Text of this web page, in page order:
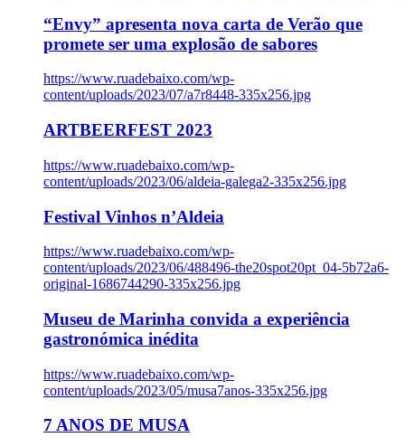
“Envy” apresenta nova carta de Verão que
promete ser uma explosão de sabores
https://www.ruadebaixo.com/wp-
content/uploads/2023/07/a7r8448-335x256.jpg
ARTBEERFEST 2023
https://www.ruadebaixo.com/wp-
content/uploads/2023/06/aldeia-galega2-335x256.jpg
Festival Vinhos n’Aldeia
https://www.ruadebaixo.com/wp-
content/uploads/2023/06/488496-the20spot20pt_04-5b72a6-
original-1686744290-335x256.jpg
Museu de Marinha convida a experiência
gastronómica inédita
https://www.ruadebaixo.com/wp-
content/uploads/2023/05/musa7anos-335x256.jpg
7 ANOS DE MUSA